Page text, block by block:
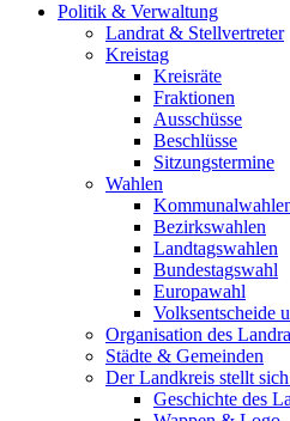
Politik & Verwaltung
Landrat & Stellvertreter
Kreistag
Kreisräte
Fraktionen
Ausschüsse
Beschlüsse
Sitzungstermine
Wahlen
Bezirkswahlen
Landtagswahlen
Bundestagswahl
Europawahl
Volksentscheide
Organisation des
Städte & Gemeinden
Der Landkreis stellt
Geschichte des